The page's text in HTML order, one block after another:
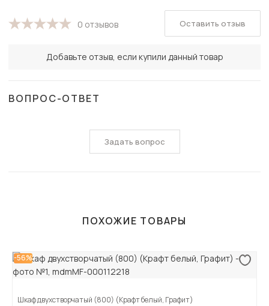
0 отзывов
Добавьте отзыв, если купили данный товар
Оставить отзыв
ВОПРОС-ОТВЕТ
Задать вопрос
ПОХОЖИЕ ТОВАРЫ
-56%
Шкаф двухстворчатый (800) (Крафт белый, Графит)